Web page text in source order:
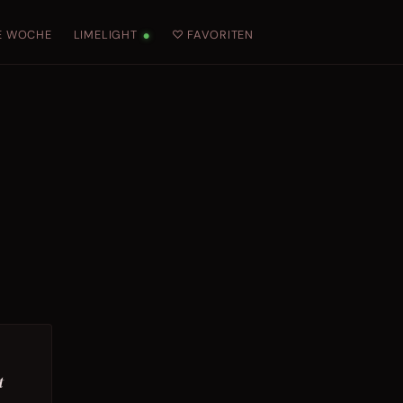
WOCHE LIMELIGHT ● ♡ FAVORITEN